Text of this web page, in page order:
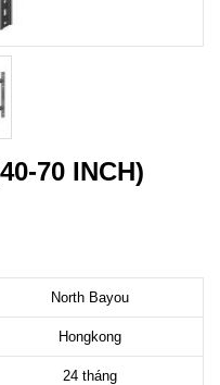
70 INCH)
North Bayou
Hongkong
24 tháng